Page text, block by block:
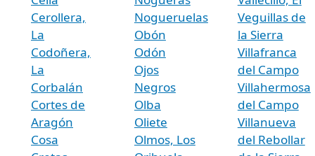
Cerollera,
La
Codoñera,
La
Corbalán
Cortes de
Aragón
Cosa
Nogueruelas
Obón
Odón
Ojos
Negros
Olba
Oliete
Olmos, Los
Veguillas de
la Sierra
Villafranca
del Campo
Villahermosa
del Campo
Villanueva
del Rebollar